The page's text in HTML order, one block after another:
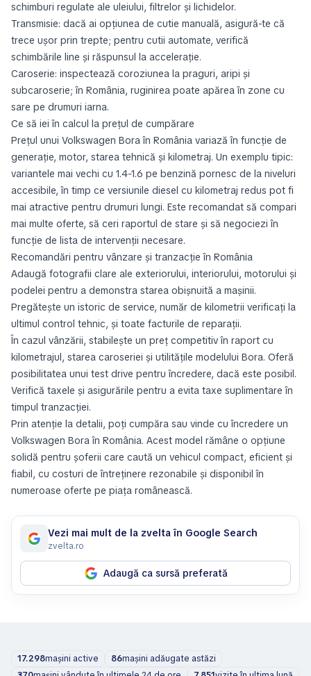
schimburi regulate ale uleiului, filtrelor și lichidelor.
Transmisie: dacă ai opțiunea de cutie manuală, asigură-te că
trece ușor prin trepte; pentru cutii automate, verifică
schimbările line și răspunsul la accelerație.
Caroserie: inspectează coroziunea la praguri, aripi și
subcaroserie; în România, ruginirea poate apărea în zone cu
sare pe drumuri iarna.
Ce să iei în calcul la prețul de cumpărare
Prețul unui Volkswagen Bora în România variază în funcție de
generație, motor, starea tehnică și kilometraj. Un exemplu tipic:
variantele mai vechi cu 1.4-1.6 pe benzină pornesc de la niveluri
accesibile, în timp ce versiunile diesel cu kilometraj redus pot fi
mai atractive pentru drumuri lungi. Este recomandat să compari
mai multe oferte, să ceri raportul de stare și să negociezi în
funcție de lista de intervenții necesare.
Recomandări pentru vânzare și tranzacție în România
Adaugă fotografii clare ale exteriorului, interiorului, motorului și
podelei pentru a demonstra starea obișnuită a mașinii.
Pregătește un istoric de service, număr de kilometrii verificați la
ultimul control tehnic, și toate facturile de reparații.
În cazul vânzării, stabilește un preț competitiv în raport cu
kilometrajul, starea caroseriei și utilitățile modelului Bora. Oferă
posibilitatea unui test drive pentru încredere, dacă este posibil.
Verifică taxele și asigurările pentru a evita taxe suplimentare în
timpul tranzacției.
Prin atenție la detalii, poți cumpăra sau vinde cu încredere un
Volkswagen Bora în România. Acest model rămâne o opțiune
solidă pentru șoferii care caută un vehicul compact, eficient și
fiabil, cu costuri de întreținere rezonabile și disponibil în
numeroase oferte pe piața românească.
Vezi mai mult de la zvelta în Google Search
zvelta.ro
Adaugă ca sursă preferată
17.298mașini active 86mașini adăugate astăzi